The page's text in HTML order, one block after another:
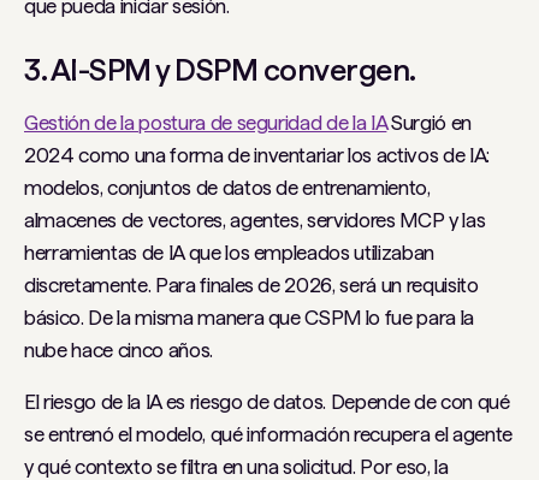
que pueda iniciar sesión.
3. AI-SPM y DSPM convergen.
Gestión de la postura de seguridad de la IASurgió en
2024 como una forma de inventariar los activos de IA:
modelos, conjuntos de datos de entrenamiento,
almacenes de vectores, agentes, servidores MCP y las
herramientas de IA que los empleados utilizaban
discretamente. Para finales de 2026, será un requisito
básico. De la misma manera que CSPM lo fue para la
nube hace cinco años.
El riesgo de la IA es riesgo de datos. Depende de con qué
se entrenó el modelo, qué información recupera el agente
y qué contexto se filtra en una solicitud. Por eso, la